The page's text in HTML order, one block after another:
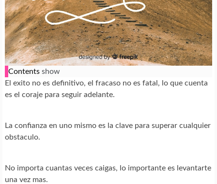
Contents show
El exito no es definitivo, el fracaso no es fatal, lo que cuenta
es el coraje para seguir adelante.
La confianza en uno mismo es la clave para superar cualquier
obstaculo.
No importa cuantas veces caigas, lo importante es levantarte
una vez mas.